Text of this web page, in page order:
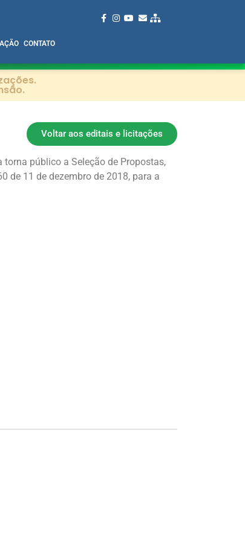
CONTATO
Voltar aos editais e licitações
público a Seleção de Propostas,
de 11 de dezembro de 2018, para a